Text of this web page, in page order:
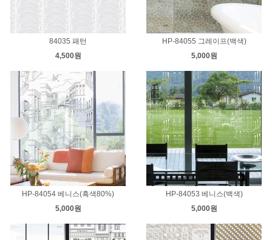
84035 패턴
4,500원
HP-84055 그레이프(백색)
5,000원
HP-84054 베니스(흑색80%)
5,000원
HP-84053 베니스(백색)
5,000원